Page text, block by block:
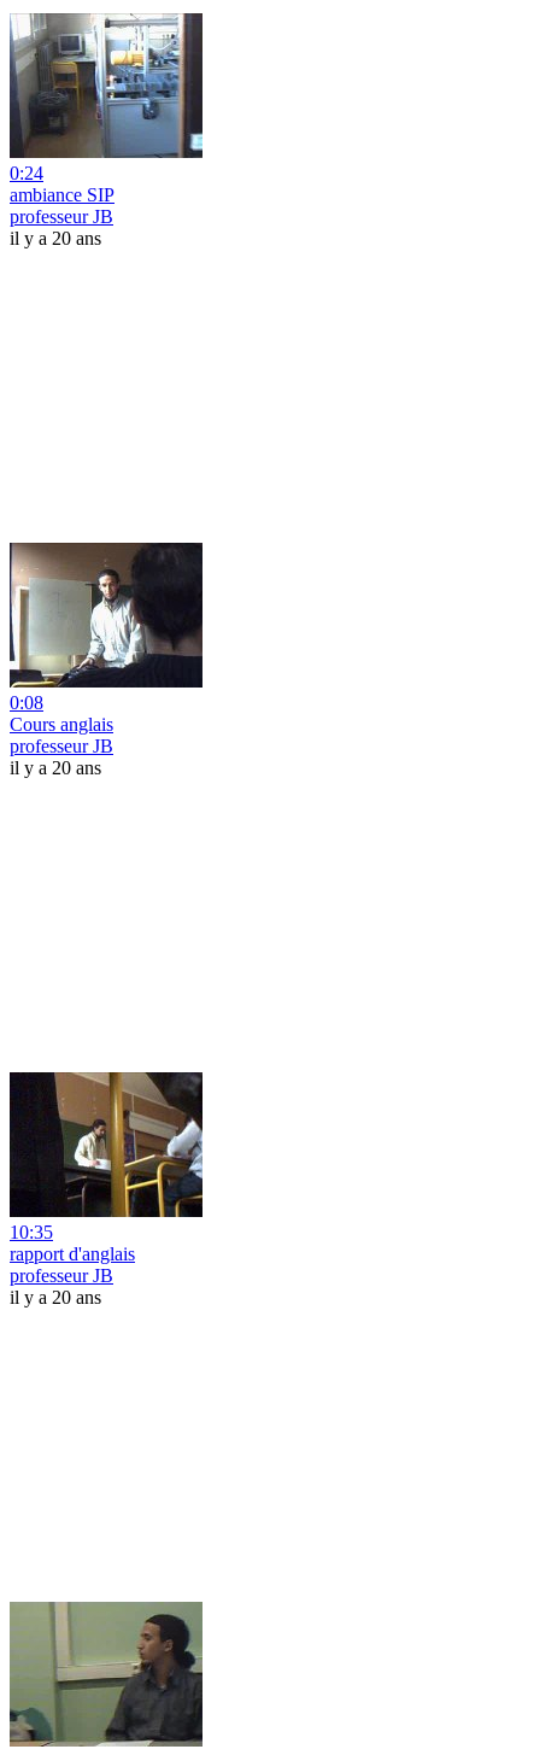
0:24
ambiance SIP
professeur JB
il y a 20 ans
0:08
Cours anglais
professeur JB
il y a 20 ans
10:35
rapport d'anglais
professeur JB
il y a 20 ans